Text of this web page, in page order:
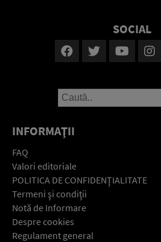
SOCIAL
INFORMAŢII
FAQ
Valori editoriale
POLITICA DE CONFIDENŢIALITATE
Termeni şi condiţii
Notă de Informare
Despre cookies
Regulament general